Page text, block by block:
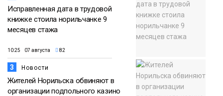
Исправленная дата в трудовой
книжке стоила норильчанке 9
месяцев стажа
10:25 07 августа 82
3 Новости
Жителей Норильска обвиняют в
организации подпольного казино